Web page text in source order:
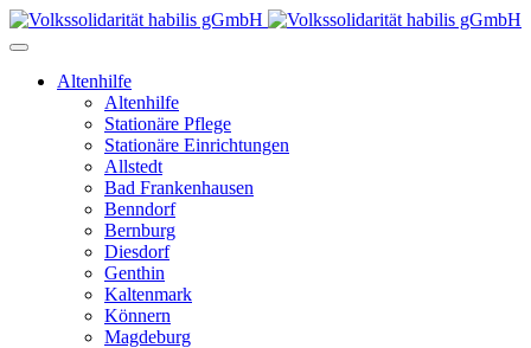
Altenhilfe
Altenhilfe
Stationäre Pflege
Stationäre Einrichtungen
Allstedt
Bad Frankenhausen
Benndorf
Bernburg
Diesdorf
Genthin
Kaltenmark
Könnern
Magdeburg